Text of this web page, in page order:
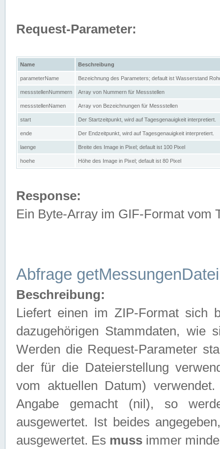
Request-Parameter:
Name Beschreibung
parameterName Bezeichnung des Parameters; default ist Wasserstand
messstellenNummern Array von Nummern für Messstellen
messstellenNamen Array von Bezeichnungen für Messstellen
start Der Startzeitpunkt, wird auf Tagesgenauigkeit interpretiert.
ende Der Endzeitpunkt, wird auf Tagesgenauigkeit interpretiert.
laenge Breite des Image in Pixel; default ist 100 Pixel
hoehe Höhe des Image in Pixel; default ist 80 Pixel
Response:
Ein Byte-Array im GIF-Format vom
Abfrage getMessungenDatei
Beschreibung:
Liefert einen im ZIP-Format sich
dazugehörigen Stammdaten, wie
Werden die Request-Parameter
der für die Dateierstellung
vom aktuellen Datum)
Angabe gemacht (nil), so
ausgewertet. Ist beides
ausgewertet. Es muss immer